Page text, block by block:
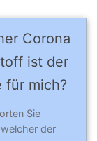
Corona
ist der
für mich?
Sie
der